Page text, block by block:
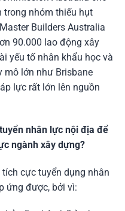
trong nhóm thiếu hụt
Builders Australia
90.000 lao động xây
yếu tố nhân khẩu học và
mô lớn như Brisbane
lực rất lớn lên nguồn
nhân lực nội địa để
ngành xây dựng?
cực tuyển dụng nhân
ứng được, bởi vì: